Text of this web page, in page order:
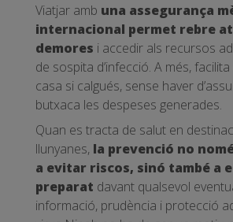
Viatjar amb una assegurança
internacional permet rebre
demores i accedir als recursos
de sospita d’infecció. A més,
casa si calgués, sense haver
butxaca les despeses generades.
Quan es tracta de salut en
llunyanes, la prevenció no
a evitar riscos, sinó també a
preparat davant qualsevol
informació, prudència i protecció